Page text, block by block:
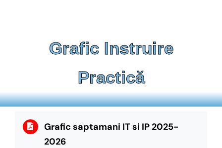
Grafic Instruire
Practică
Grafic saptamani IT si IP 2025-
2026